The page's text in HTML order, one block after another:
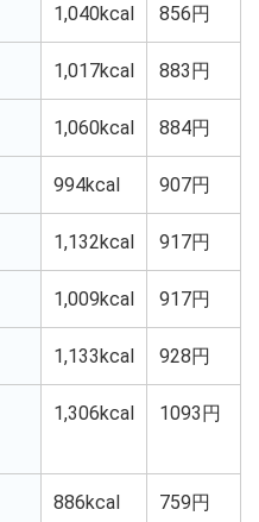
1,040kcal 856円
1,017kcal 883円
1,060kcal 884円
994kcal 907円
1,132kcal 917円
1,009kcal 917円
1,133kcal 928円
1,306kcal 1093円
886kcal 759円